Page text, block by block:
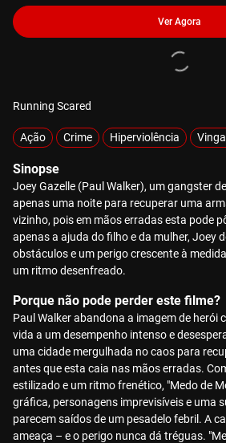
Ver Agora
Running Scared
Ação Crime Hiperviolência
Sinopse
Joey Gazelle (Paul Walker), um gangster
apenas uma noite para recuperar uma
vizinho, pois em mãos erradas esta pode
apenas a ajuda do filho e da mulher, Joey
obstáculos e um perigo crescente à
um ritmo desenfreado.
Porque não pode perder este filme?
Paul Walker abandona a imagem de herói
vida a um desempenho intenso e
uma cidade mergulhada no caos para
antes que esta caia nas mãos erradas.
estilizado e um ritmo frenético, "Medo de
gráfica, personagens imprevisíveis e uma
parecem saídos de um pesadelo febril. A
ameaça – e o perigo nunca dá tréguas.